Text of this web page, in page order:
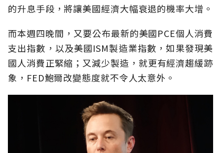
的升息手段，將讓美國經濟大幅衰退的機率大增。
而本週四晚間，又要公布最新的美國PCE個人消費
支出指數，以及美國ISM製造業指數，如果發現美
國人消費正緊縮；又減少製造，就更有經濟趨緩跡
象，FED鮑爾改變態度就不令人太意外。